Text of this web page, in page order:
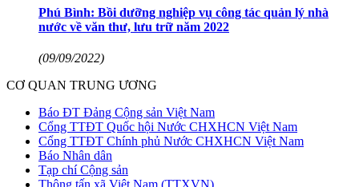
Phú Bình: Bồi dưỡng nghiệp vụ công tác quản lý nhà
nước về văn thư, lưu trữ năm 2022
(09/09/2022)
CƠ QUAN TRUNG ƯƠNG
Báo ĐT Đảng Cộng sản Việt Nam
Cổng TTĐT Quốc hội Nước CHXHCN Việt Nam
Cổng TTĐT Chính phủ Nước CHXHCN Việt Nam
Báo Nhân dân
Tạp chí Cộng sản
Thông tấn xã Việt Nam (TTXVN)